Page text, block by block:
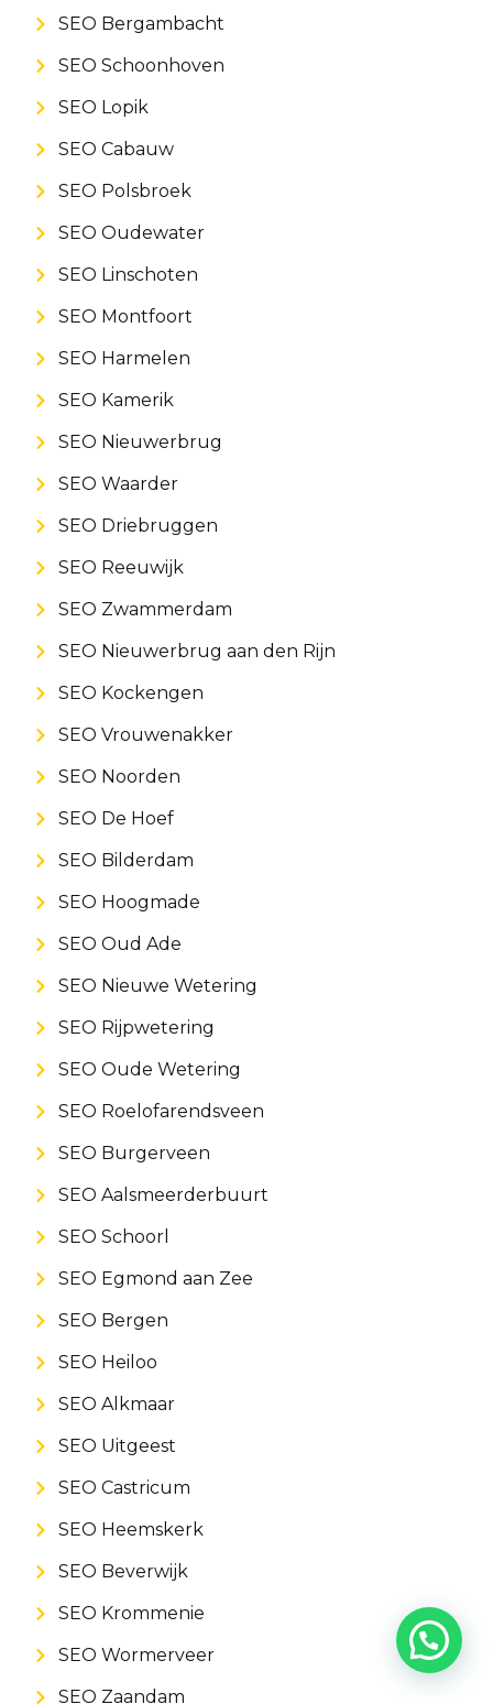
SEO Bergambacht
SEO Schoonhoven
SEO Lopik
SEO Cabauw
SEO Polsbroek
SEO Oudewater
SEO Linschoten
SEO Montfoort
SEO Harmelen
SEO Kamerik
SEO Nieuwerbrug
SEO Waarder
SEO Driebruggen
SEO Reeuwijk
SEO Zwammerdam
SEO Nieuwerbrug aan den Rijn
SEO Kockengen
SEO Vrouwenakker
SEO Noorden
SEO De Hoef
SEO Bilderdam
SEO Hoogmade
SEO Oud Ade
SEO Nieuwe Wetering
SEO Rijpwetering
SEO Oude Wetering
SEO Roelofarendsveen
SEO Burgerveen
SEO Aalsmeerderbuurt
SEO Schoorl
SEO Egmond aan Zee
SEO Bergen
SEO Heiloo
SEO Alkmaar
SEO Uitgeest
SEO Castricum
SEO Heemskerk
SEO Beverwijk
SEO Krommenie
SEO Wormerveer
SEO Zaandam